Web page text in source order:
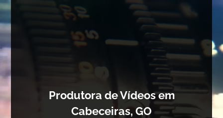
Produtora de Vídeos em
Cabeceiras, GO